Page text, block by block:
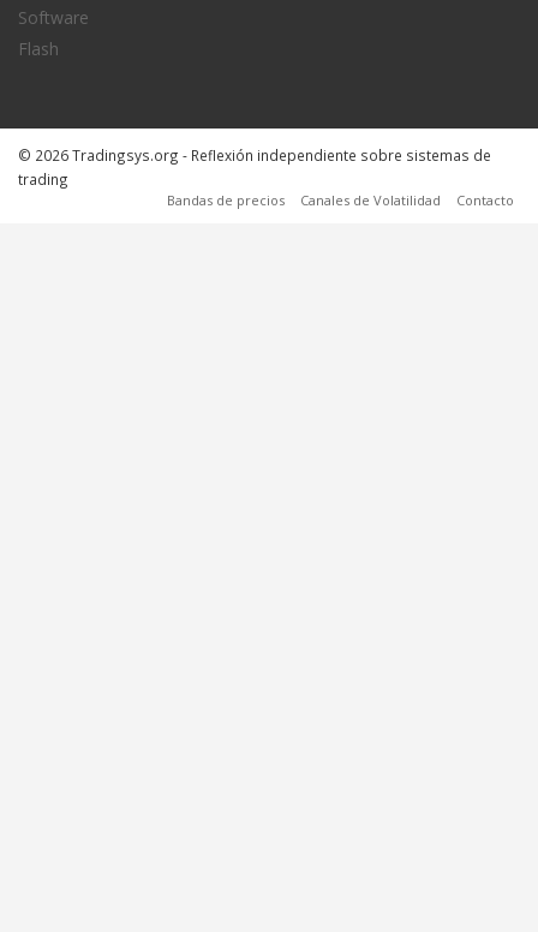
Software
Flash
© 2026 Tradingsys.org - Reflexión independiente sobre sistemas de
trading
Bandas de precios Canales de Volatilidad Contacto